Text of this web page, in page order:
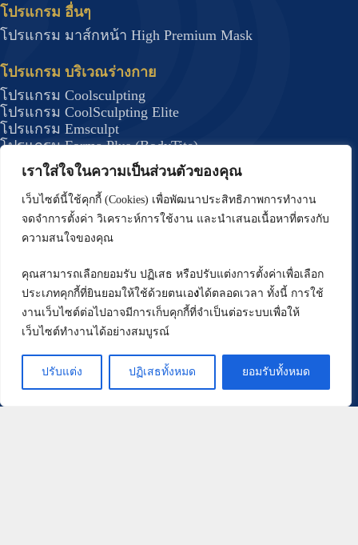
เราใส่ใจในความเป็นส่วนตัวของคุณ
เว็บไซต์นี้ใช้คุกกี้ (Cookies) เพื่อพัฒนาประสิทธิภาพการทำงาน
จดจำการตั้งค่า วิเคราะห์การใช้งาน และนำเสนอเนื้อหาที่ตรงกับ
ความสนใจของคุณ
คุณสามารถเลือกยอมรับ ปฏิเสธ หรือปรับแต่งการตั้งค่าเพื่อเลือก
ประเภทคุกกี้ที่ยินยอมให้ใช้ด้วยตนเองได้ตลอดเวลา ทั้งนี้ การใช้
งานเว็บไซต์ต่อไปอาจมีการเก็บคุกกี้ที่จำเป็นต่อระบบเพื่อให้
เว็บไซต์ทำงานได้อย่างสมบูรณ์
ปรับแต่ง ปฏิเสธทั้งหมด ยอมรับทั้งหมด
โปรแกรม อื่นๆ
โปรแกรม มาส์กหน้า High Premium Mask
โปรแกรม บริเวณร่างกาย
โปรแกรม Coolsculpting
โปรแกรม CoolSculpting Elite
โปรแกรม Emsculpt
โปรแกรม Forma Plus (BodyTite)
โปรแกรม JUVELOOK
โปรแกรม DRAKARIAN สลายไขมันใต้ผิว
โปรแกรม J Plasma กระชับสัดส่วน
โปรแกรมรักษาสิว
โปรแกรม Deep Scar
โปรแกรม ปลูกผม FUE
โปรแกรมปลูกผมด้วยเทคนิค Long Hair (Non –
Shaven FUE)
โปรแกรม ปรับรูปหน้า
โปรแกรม Oligio